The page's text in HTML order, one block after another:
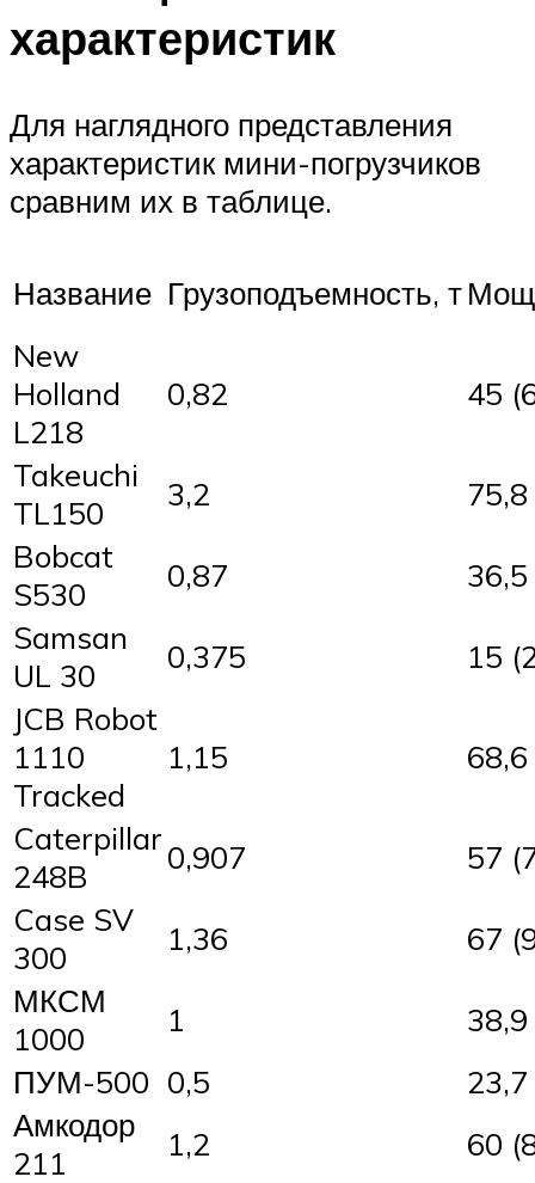
характеристик
Для наглядного представления
характеристик мини-погрузчиков
сравним их в таблице.
Название Грузоподъемность, т
New
Holland
L218
0,82 45
Takeuchi
TL150
3,2
75,8
Bobcat
S530
0,87
36,5
Samsan
UL 30
0,375
15
JCB Robot
1110
Tracked
1,15 68,6
Caterpillar
248B
0,907
57
Case SV
300
1,36
67
МКСМ
1000
1
38,9
ПУМ-500 0,5
23,7
Амкодор
211
1,2 60